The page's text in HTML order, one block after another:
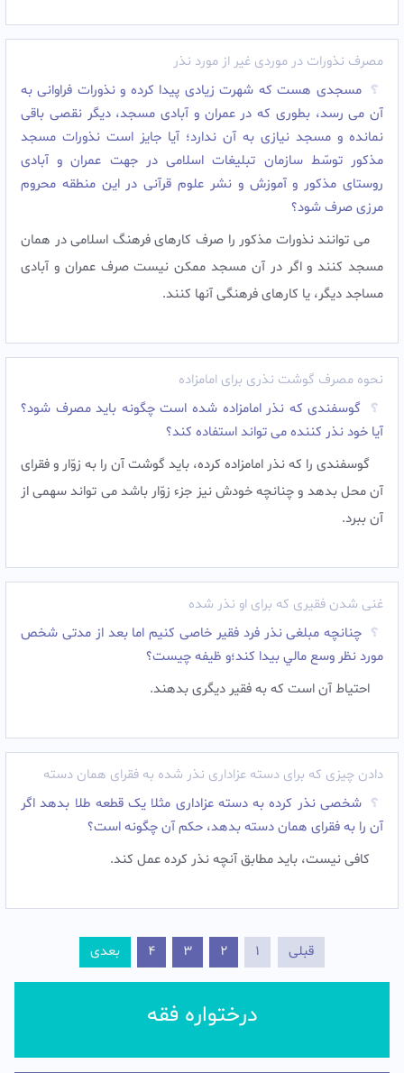
مصرف نذورات در موردی غیر از مورد نذر
مسجدى هست که شهرت زیادى پیدا کرده و نذورات فراوانى به
آن مى رسد، بطورى که در عمران و آبادى مسجد، دیگر نقصى باقى
نمانده و مسجد نیازى به آن ندارد؛ آیا جایز است نذورات مسجد
مذکور توسّط سازمان تبلیغات اسلامى در جهت عمران و آبادى
روستاى مذکور و آموزش و نشر علوم قرآنى در این منطقه محروم
مرزى صرف شود؟
مى توانند نذورات مذکور را صرف کارهاى فرهنگ اسلامى در همان
مسجد کنند و اگر در آن مسجد ممکن نیست صرف عمران و آبادى
مساجد دیگر، یا کارهاى فرهنگى آنها کنند.
نحوه مصرف گوشت نذری برای امامزاده
گوسفندى که نذر امامزاده شده است چگونه باید مصرف شود؟
آیا خود نذر کننده مى تواند استفاده کند؟
گوسفندى را که نذر امامزاده کرده، باید گوشت آن را به زوّار و فقراى
آن محل بدهد و چنانچه خودش نیز جزء زوّار باشد مى تواند سهمى از
آن ببرد.
غنی شدن فقیری که برای او نذر شده
چنانچه مبلغی نذر فرد فقیر خاصی کنیم اما بعد از مدتی شخص
مورد نظر وسع مالي بيدا كند؛و ظیفه چیست؟
احتیاط آن است که به فقیر دیگری بدهند.‌
دادن چیزی که برای دسته عزاداری نذر شده به فقرای همان دسته
شخصی نذر کرده به دسته عزاداری مثلا یک قطعه طلا بدهد اگر
آن را به فقرای همان دسته بدهد، حکم آن چگونه است؟
کافی نیست، باید مطابق آنچه نذر کرده عمل کند.‌
قبلی 1
2
3
4 بعدی
درختواره فقه